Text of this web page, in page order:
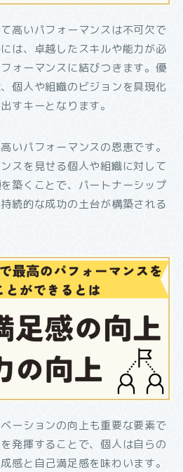
高いパフォーマンスは不可欠で
は、卓越したスキルや能力が必
ォーマンスに結びつきます。優
個人や組織のビジョンを具現化
すキーとなります。
いパフォーマンスの恩恵です。
スを見せる個人や組織に対して
築くことで、パートナーシップ
続的な成功の土台が構築される
ーションの向上も重要な要素で
発揮することで、個人は自らの
感と自己満足感を味わいます。